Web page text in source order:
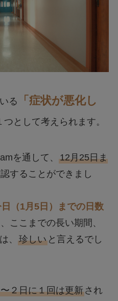
る
「症状が悪化し
として考えられます。
を通して、 12月25日ま
することができまし
（1月5日）までの日数
ここまでの長い期間、
、 珍しいと言えるでし
２日に１回は更新され